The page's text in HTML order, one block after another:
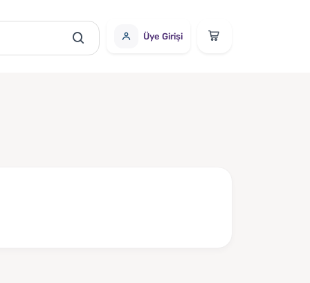
Üye Girişi